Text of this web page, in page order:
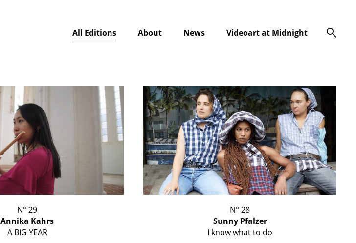
All Editions About News Videoart at Midnight s
N° 29
Annika Kahrs
A BIG YEAR
N° 28
Sunny Pfalzer
I know what to do